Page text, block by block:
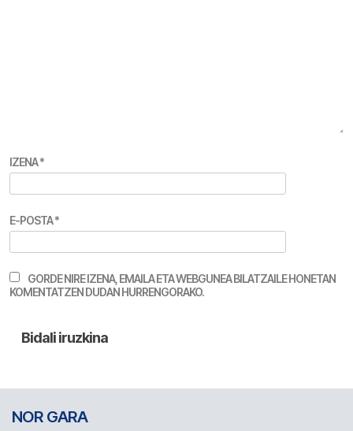
IZENA*
E-POSTA*
GORDE NIRE IZENA, EMAILA ETA WEBGUNEA BILATZAILE HONETAN
KOMENTATZEN DUDAN HURRENGORAKO.
NOR GARA